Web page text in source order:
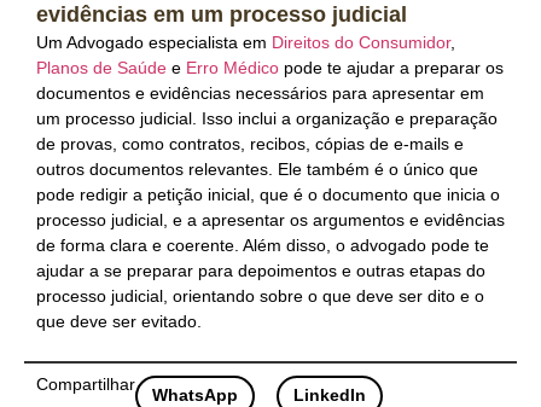
evidências em um processo judicial
Um Advogado especialista em Direitos do Consumidor,
Planos de Saúde e Erro Médico pode te ajudar a preparar os
documentos e evidências necessários para apresentar em
um processo judicial. Isso inclui a organização e preparação
de provas, como contratos, recibos, cópias de e-mails e
outros documentos relevantes. Ele também é o único que
pode redigir a petição inicial, que é o documento que inicia o
processo judicial, e a apresentar os argumentos e evidências
de forma clara e coerente. Além disso, o advogado pode te
ajudar a se preparar para depoimentos e outras etapas do
processo judicial, orientando sobre o que deve ser dito e o
que deve ser evitado.
Compartilhar
WhatsApp LinkedIn